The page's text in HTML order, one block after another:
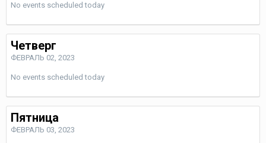
No events scheduled today
Четверг
ФЕВРАЛЬ 02, 2023
No events scheduled today
Пятница
ФЕВРАЛЬ 03, 2023